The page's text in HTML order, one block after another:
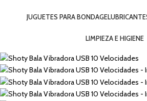
JUGUETES PARA BONDAGE
LIMPIEZA E HIGIENE